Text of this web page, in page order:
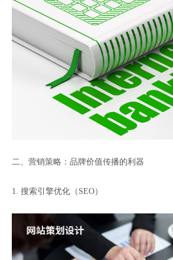
二、营销策略：品牌价值传播的利器
1. 搜索引擎优化（SEO）